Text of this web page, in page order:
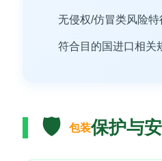
无侵权/仿冒类风险特
符合目的国进口相关
🛡️ 包装保护与